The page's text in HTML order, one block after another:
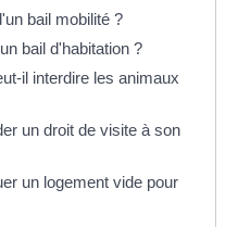
bail mobilité ?
bail d'habitation ?
il interdire les animaux
un droit de visite à son
un logement vide pour